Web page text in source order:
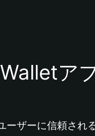
ア
ーザーに信頼され